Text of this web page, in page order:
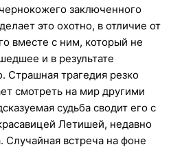
заключенного
это охотно, в отличие от
вместе с ним, который не
и в результате
Страшная трагедия резко
смотреть на мир другими
судьба сводит его с
Летишей, недавно
встреча на фоне